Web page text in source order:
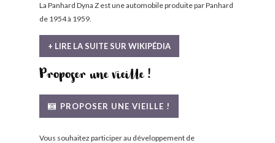
La Panhard Dyna Z est une automobile produite par Panhard
de 1954 à 1959.
+ LIRE LA SUITE SUR WIKIPÉDIA
Proposer une vieille !
PROPOSER UNE VIEILLE !
Vous souhaitez participer au développement de